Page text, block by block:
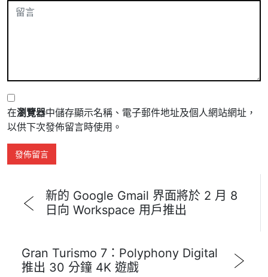
在瀏覽器中儲存顯示名稱、電子郵件地址及個人網站網址，
以供下次發佈留言時使用。
新的 Google Gmail 界面將於 2 月 8
日向 Workspace 用戶推出
Gran Turismo 7：Polyphony Digital
推出 30 分鐘 4K 遊戲